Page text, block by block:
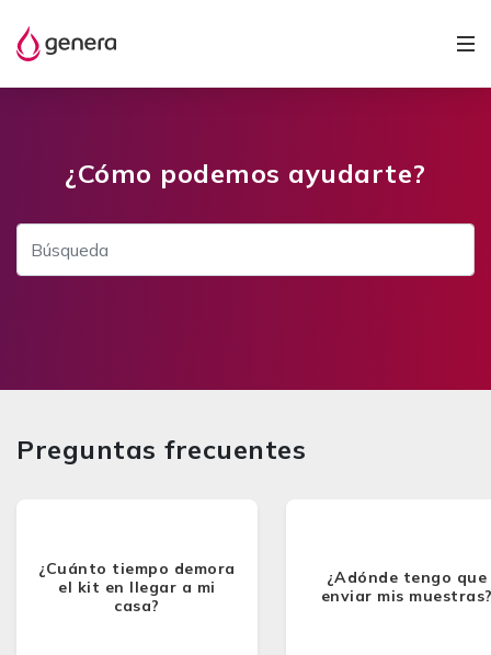
¿Cómo podemos ayudarte?
Preguntas frecuentes
¿Cuánto tiempo demora
el kit en llegar a mi
casa?
¿Adónde tengo que
enviar mis